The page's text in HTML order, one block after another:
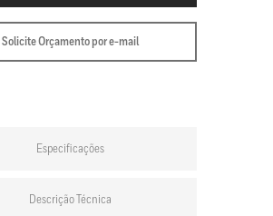
Solicite Orçamento por e-mail
Especificações
Descrição Técnica